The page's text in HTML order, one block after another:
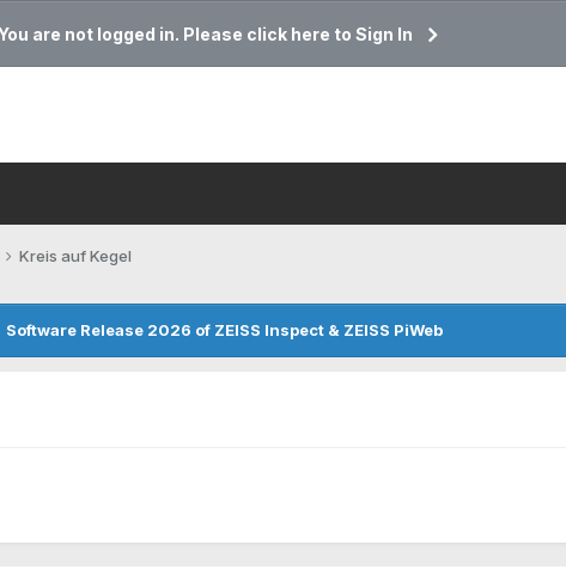
are not logged in. Please click here to Sign In
Kreis auf Kegel
Software Release 2026 of ZEISS Inspect & ZEISS PiWeb